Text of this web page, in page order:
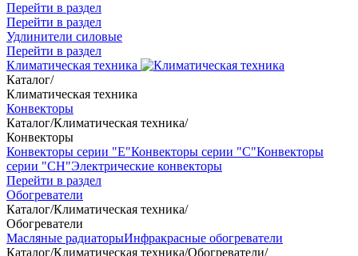
Перейти в раздел
Перейти в раздел
Удлинители силовые
Перейти в раздел
Климатическая техника
Каталог/
Климатическая техника
Конвекторы
Каталог/Климатическая техника/
Конвекторы
Конвекторы серии "Е"Конвекторы серии "С"Конвекторы
серии "СН"Электрические конвекторы
Перейти в раздел
Обогреватели
Каталог/Климатическая техника/
Обогреватели
Масляные радиаторыИнфракрасные обогреватели
Каталог/Климатическая техника/Обогреватели/